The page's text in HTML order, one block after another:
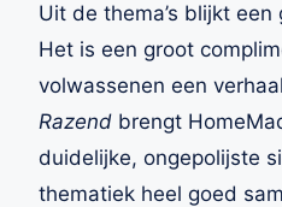
Uit de thema’s blijkt
Het is een groot
volwassenen een
Razend brengt
duidelijke, ongepolijste
thematiek heel goed